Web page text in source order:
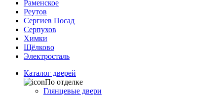
Раменское
Реутов
Сергиев Посад
Серпухов
Химки
Щёлково
Электросталь
Каталог дверей
По отделке
Глянцевые двери